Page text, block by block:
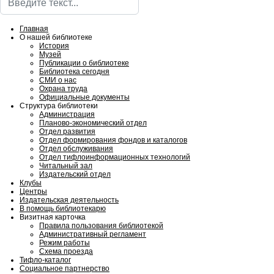
Главная
О нашей библиотеке
История
Музей
Публикации о библиотеке
Библиотека сегодня
СМИ о нас
Охрана труда
Официальные документы
Структура библиотеки
Администрация
Планово-экономический отдел
Отдел развития
Отдел формирования фондов и каталогов
Отдел обслуживания
Отдел тифлоинформационных технологий
Читальный зал
Издательский отдел
Клубы
Центры
Издательская деятельность
В помощь библиотекарю
Визитная карточка
Правила пользования библиотекой
Административный регламент
Режим работы
Схема проезда
Тифло-каталог
Социальное партнерство